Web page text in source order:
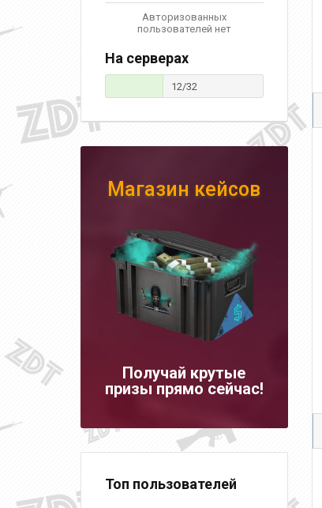
Авторизованных
пользователей нет
На серверах
12/32
Магазин кейсов
Получай крутые
призы прямо сейчас!
Топ пользователей